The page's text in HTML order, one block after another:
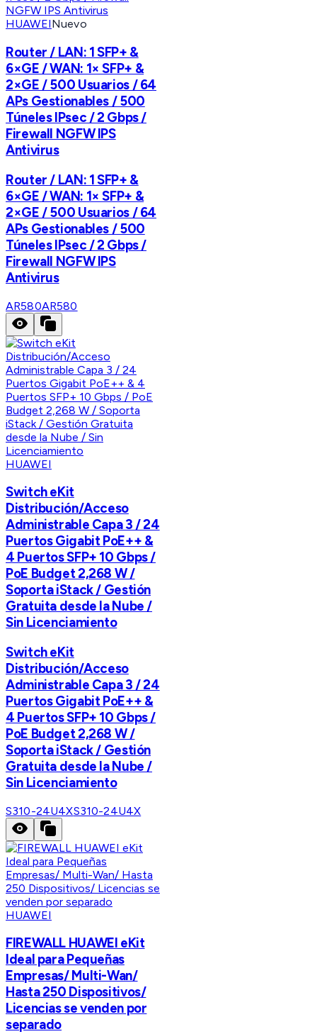
HUAWEINuevo
Router / LAN: 1 SFP+ &
6×GE / WAN: 1× SFP+ &
2×GE / 500 Usuarios / 64
APs Gestionables / 500
Túneles IPsec / 2 Gbps /
Firewall NGFW IPS
Antivirus
Router / LAN: 1 SFP+ &
6×GE / WAN: 1× SFP+ &
2×GE / 500 Usuarios / 64
APs Gestionables / 500
Túneles IPsec / 2 Gbps /
Firewall NGFW IPS
Antivirus
AR580AR580
HUAWEI
Switch eKit
Distribución/Acceso
Administrable Capa 3 / 24
Puertos Gigabit PoE++ &
4 Puertos SFP+ 10 Gbps /
PoE Budget 2,268 W /
Soporta iStack / Gestión
Gratuita desde la Nube /
Sin Licenciamiento
Switch eKit
Distribución/Acceso
Administrable Capa 3 / 24
Puertos Gigabit PoE++ &
4 Puertos SFP+ 10 Gbps /
PoE Budget 2,268 W /
Soporta iStack / Gestión
Gratuita desde la Nube /
Sin Licenciamiento
S310-24U4XS310-24U4X
HUAWEI
FIREWALL HUAWEI eKit
Ideal para Pequeñas
Empresas/ Multi-Wan/
Hasta 250 Dispositivos/
Licencias se venden por
separado